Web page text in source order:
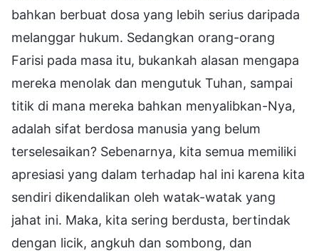
bahkan berbuat dosa yang lebih serius daripada
melanggar hukum. Sedangkan orang-orang
Farisi pada masa itu, bukankah alasan mengapa
mereka menolak dan mengutuk Tuhan, sampai
titik di mana mereka bahkan menyalibkan-Nya,
adalah sifat berdosa manusia yang belum
terselesaikan? Sebenarnya, kita semua memiliki
apresiasi yang dalam terhadap hal ini karena kita
sendiri dikendalikan oleh watak-watak yang
jahat ini. Maka, kita sering berdusta, bertindak
dengan licik, angkuh dan sombong, dan